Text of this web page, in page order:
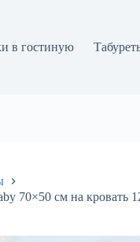
в гостиную
70×50 см на кровать